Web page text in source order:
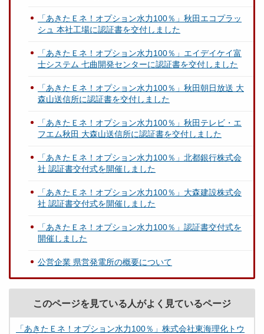
「あきたＥネ！オプション水力100％」秋田エコプラッ
シュ 本社工場に認証書を交付しました
「あきたＥネ！オプション水力100％」エイデイケイ富
士システム 七曲開発センターに認証書を交付しました
「あきたＥネ！オプション水力100％」秋田朝日放送 大
森山送信所に認証書を交付しました
「あきたＥネ！オプション水力100％」秋田テレビ・エ
フエム秋田 大森山送信所に認証書を交付しました
「あきたＥネ！オプション水力100％」北都銀行株式会
社 認証書交付式を開催しました
「あきたＥネ！オプション水力100％」大森建設株式会
社 認証書交付式を開催しました
「あきたＥネ！オプション水力100％」認証書交付式を
開催しました
公営企業 県営発電所の概要について
このページを見ている人がよく見ているページ
「あきたＥネ！オプション水力100％」株式会社東海理化トウ